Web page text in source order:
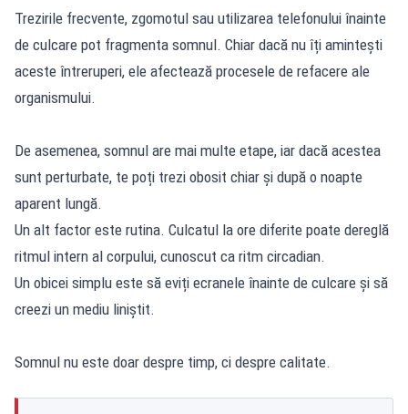
Trezirile frecvente, zgomotul sau utilizarea telefonului înainte
de culcare pot fragmenta somnul. Chiar dacă nu îți amintești
aceste întreruperi, ele afectează procesele de refacere ale
organismului.
De asemenea, somnul are mai multe etape, iar dacă acestea
sunt perturbate, te poți trezi obosit chiar și după o noapte
aparent lungă.
Un alt factor este rutina. Culcatul la ore diferite poate dereglă
ritmul intern al corpului, cunoscut ca ritm circadian.
Un obicei simplu este să eviți ecranele înainte de culcare și să
creezi un mediu liniștit.
Somnul nu este doar despre timp, ci despre calitate.